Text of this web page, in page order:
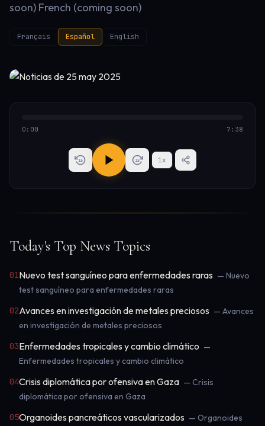
soon) French (coming soon)
Français Español English
0:00 7:38
15 15 1x
Today's Top News Topics
01Nuevo test sanguíneo para enfermedades raras — Nuevo
test sanguíneo para enfermedades raras
02Avances en investigación de metales preciosos — Avances
en investigación de metales preciosos
03Enfermedades tropicales y cambio climático —
Enfermedades tropicales y cambio climático
04Crisis diplomática por ofensiva en Gaza — Crisis
diplomática por ofensiva en Gaza
05Organoides pancreáticos vascularizados — Organoides